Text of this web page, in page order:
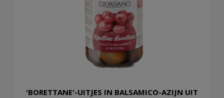
'BORETTANE'-UITJES IN BALSAMICO-AZIJN UIT